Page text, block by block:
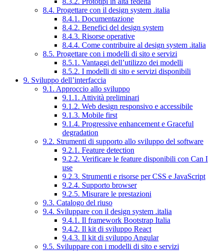
8.4. Progettare con il design system .italia
8.4.1. Documentazione
8.4.2. Benefici del design system
8.4.3. Risorse operative
8.4.4. Come contribuire al design system .italia
8.5. Progettare con i modelli di sito e servizi
8.5.1. Vantaggi dell’utilizzo dei modelli
8.5.2. I modelli di sito e servizi disponibili
9. Sviluppo dell’interfaccia
9.1. Approccio allo sviluppo
9.1.1. Attività preliminari
9.1.2. Web design responsivo e accessibile
9.1.3. Mobile first
9.1.4. Progressive enhancement e Graceful
degradation
9.2. Strumenti di supporto allo sviluppo del software
9.2.1. Feature detection
9.2.2. Verificare le feature disponibili con Can I
use
9.2.3. Strumenti e risorse per CSS e JavaScript
9.2.4. Supporto browser
9.2.5. Misurare le prestazioni
9.3. Catalogo del riuso
9.4. Sviluppare con il design system .italia
9.4.1. Il framework Bootstrap Italia
9.4.2. Il kit di sviluppo React
9.4.3. Il kit di sviluppo Angular
9.5. Sviluppare con i modelli di sito e servizi